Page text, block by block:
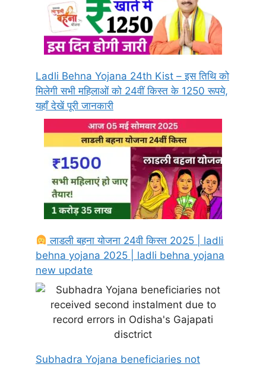
Ladli Behna Yojana 24th Kist – इस तिथि को
मिलेगी सभी महिलाओं को 24वीं किस्त के 1250 रूपये,
यहाँ देखें पूरी जानकारी
लाडली बहना योजना 24वी किस्त 2025 | ladli
behna yojana 2025 | ladli behna yojana
new update
Subhadra Yojana beneficiaries not